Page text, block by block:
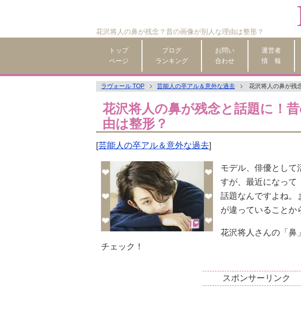
花沢将人の鼻が残念？昔の画像が別人な理由は整形？
トップ
ページ
ブログ
ランキング
お問い
合わせ
運営者
情 報
ラヴォール TOP 芸能人の卒アル＆意外な過去 花沢将人の鼻が残
花沢将人の鼻が残念と話題に！
由は整形？
[芸能人の卒アル＆意外な過去]
モデル、俳優として
すが、最近になって
話題なんですよね。
が違っていることか
花沢将人さんの「鼻
チェック！
スポンサーリンク